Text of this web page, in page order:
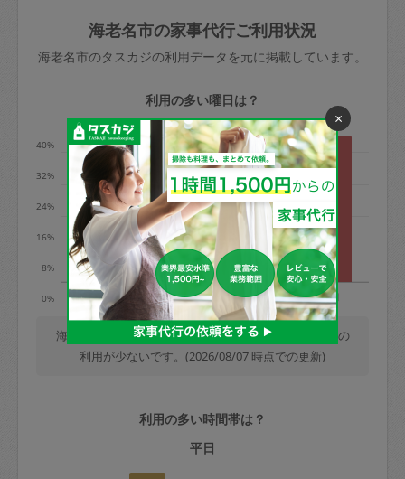
依頼者不在による当日キャンセル＝依頼
金額の100%＋交通費全額
※例：依頼日時／土曜日午前9時開始の場
合、水曜日午前9時以降はキャンセル料が
発生
水曜日9時〜金曜日9時まで＝依頼料金の
50%
金曜日9時～土曜日8時まで＝依頼金額の
100%
土曜日8時〜実施時間＝依頼金額の100%
＋交通費全額
依頼者不在による当日キャンセル＝依頼
金額の100%＋交通費全額
定期契約をキャンセルする場合、毎週定
期は月2回まで隔週定期は月1回までキャ
ンセル料は発生しません。それ以上はキ
きた場合は損害保険の対象外となるので
ご注意ください。
玉、など
あわせてこちらも参照ください：初めて
はありますか？
海老名市の家事代行ご利用状況
海老名市のタスカジの利用データを元に掲載しています。
利用の多い曜日は？
0%
8%
16%
24%
32%
40%
火 水 木 金 土 日
海老名市では、毎週日曜日の利用が最も多く、土曜日の
利用が少ないです。(2026/08/07 時点での更新)
利用の多い時間帯は？
平日
×